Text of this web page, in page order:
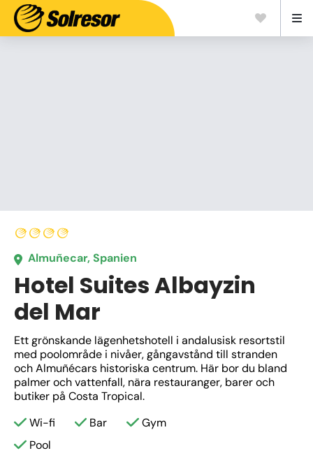
Almuñecar, Spanien
Hotel Suites Albayzin
del Mar
Ett grönskande lägenhetshotell i andalusisk resortstil
med poolområde i nivåer, gångavstånd till stranden
och Almuñécars historiska centrum. Här bor du bland
palmer och vattenfall, nära restauranger, barer och
butiker på Costa Tropical.
Wi-fi
Bar
Gym
Pool